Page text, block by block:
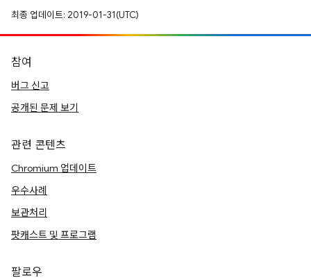
최종 업데이트: 2019-01-31(UTC)
참여
버그 신고
공개된 문제 보기
관련 콘텐츠
Chromium 업데이트
우수사례
보관처리
팟캐스트 및 프로그램
팔로우